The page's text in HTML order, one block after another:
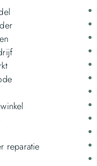
reparatie